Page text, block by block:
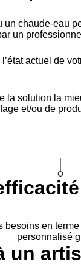
chaude-eau
un
actuel de
solution la
et/ou de
en
personnalisé
un